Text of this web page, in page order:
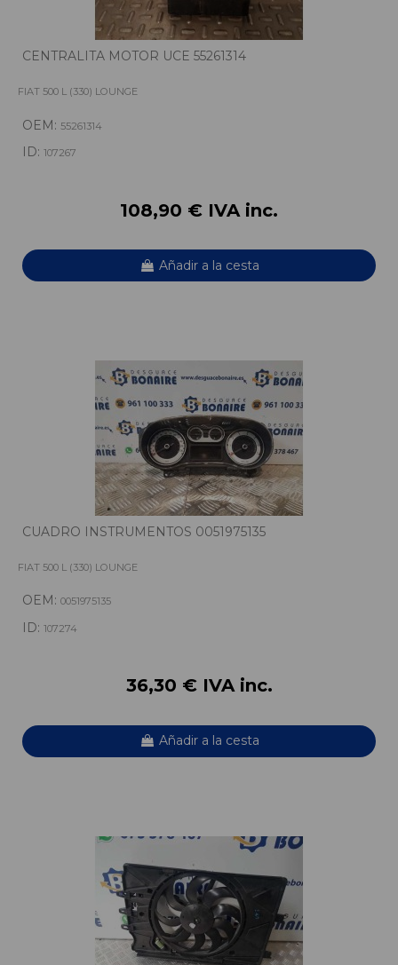
CENTRALITA MOTOR UCE 55261314
FIAT 500 L (330) LOUNGE
OEM: 55261314
ID: 107267
108,90 € IVA inc.
Añadir a la cesta
CUADRO INSTRUMENTOS 0051975135
FIAT 500 L (330) LOUNGE
OEM: 0051975135
ID: 107274
36,30 € IVA inc.
Añadir a la cesta